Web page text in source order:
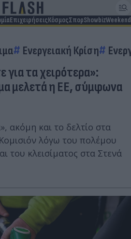
ΕπιχειρήσειςΚόσμοςΣπορShowbizWeekend
Ενεργειακή Κρίση
για τα χειρότερα»:
μελετά η ΕΕ, σύμφωνα
ακόμη και το δελτίο στα
λόγω του πολέμου
του κλεισίματος στα Στενά